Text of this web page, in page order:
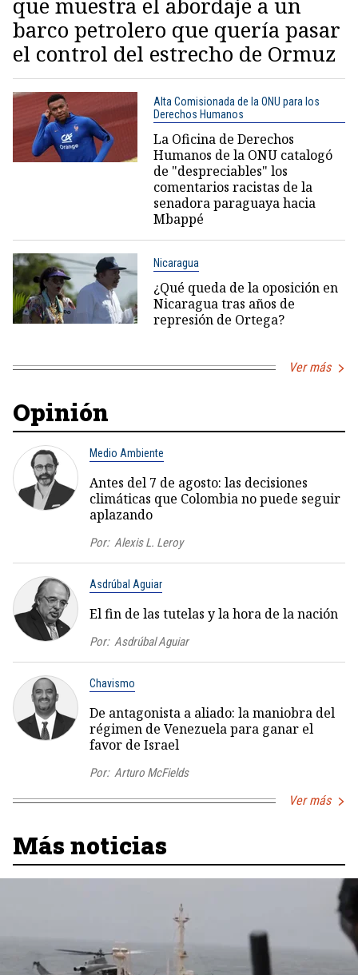
barco petrolero que quería pasar
el control del estrecho de Ormuz
Alta Comisionada de la ONU para los
Derechos Humanos
La Oficina de Derechos
Humanos de la ONU catalogó
de "despreciables" los
comentarios racistas de la
senadora paraguaya hacia
Mbappé
Nicaragua
¿Qué queda de la oposición en
Nicaragua tras años de
represión de Ortega?
Ver más
Opinión
Medio Ambiente
Antes del 7 de agosto: las decisiones
climáticas que Colombia no puede seguir
aplazando
Por: Alexis L. Leroy
Asdrúbal Aguiar
El fin de las tutelas y la hora de la nación
Por: Asdrúbal Aguiar
Chavismo
De antagonista a aliado: la maniobra del
régimen de Venezuela para ganar el
favor de Israel
Por: Arturo McFields
Ver más
Más noticias